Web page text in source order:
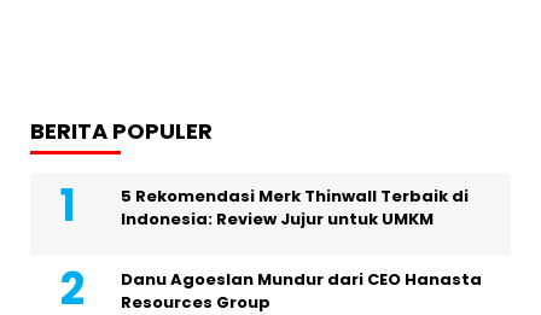
BERITA POPULER
5 Rekomendasi Merk Thinwall Terbaik di
Indonesia: Review Jujur untuk UMKM
Danu Agoeslan Mundur dari CEO Hanasta
Resources Group